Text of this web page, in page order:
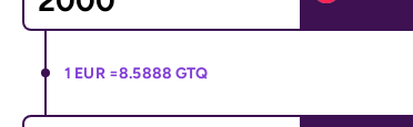
1 EUR =8.5888 GTQ